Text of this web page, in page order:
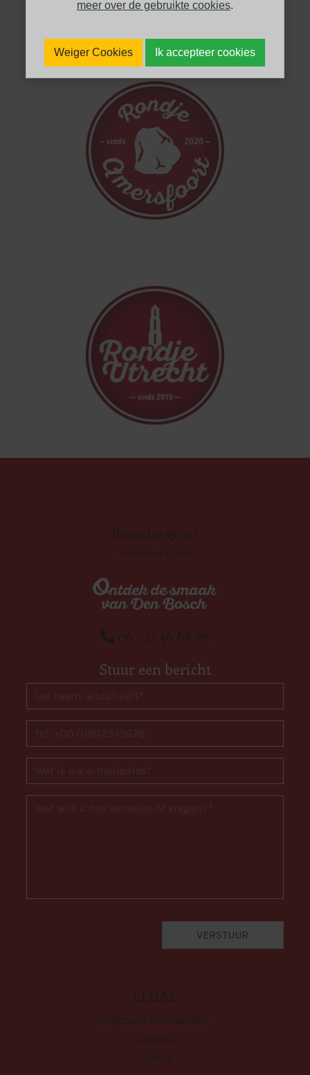
Bossche groet
Guillaume Coret
06 - 11 36 68 76
Stuur een bericht
LEGAL
Algemene Voorwaarden
Cookies
Privacy
meer over de gebruikte cookies.
Weiger Cookies Ik accepteer cookies